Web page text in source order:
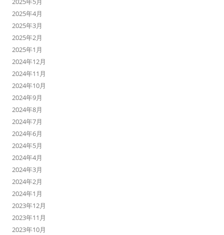
2025年4月
2025年3月
2025年2月
2025年1月
2024年12月
2024年11月
2024年10月
2024年9月
2024年8月
2024年7月
2024年6月
2024年5月
2024年4月
2024年3月
2024年2月
2024年1月
2023年12月
2023年11月
2023年10月